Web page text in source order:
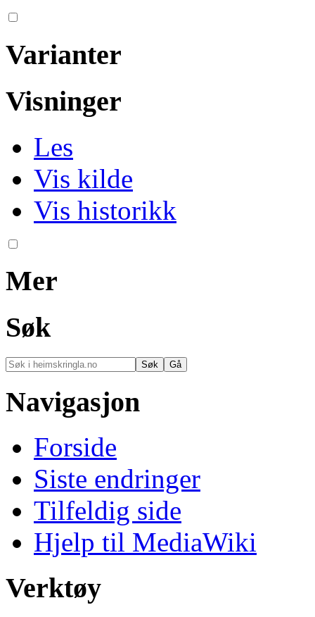
Varianter
Visninger
Les
Vis kilde
Vis historikk
Mer
Søk
Navigasjon
Forside
Siste endringer
Tilfeldig side
Hjelp til MediaWiki
Verktøy